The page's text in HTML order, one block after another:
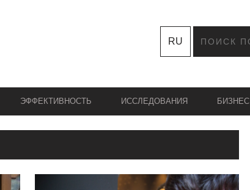
RU
ЭФФЕКТИВНОСТЬ ИССЛЕДОВАНИЯ БИЗНЕС